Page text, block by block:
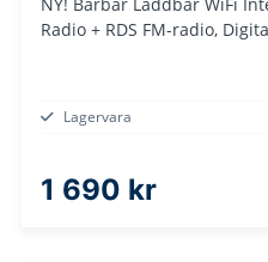
Radio + RDS FM-radio,
Lagervara
1 690 kr